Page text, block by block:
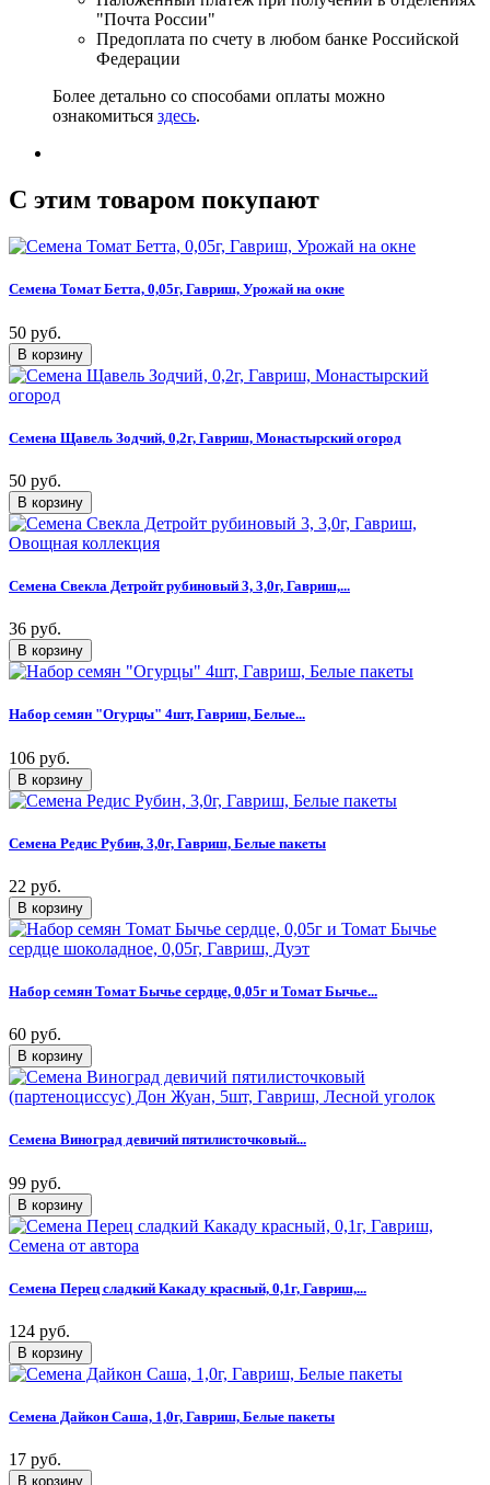
"Почта России"
Предоплата по счету в любом банке Российской
Федерации
Более детально со способами оплаты можно
ознакомиться здесь.
C этим товаром покупают
Семена Томат Бетта, 0,05г, Гавриш, Урожай на окне
50 руб.
Семена Щавель Зодчий, 0,2г, Гавриш, Монастырский огород
50 руб.
Семена Свекла Детройт рубиновый 3, 3,0г, Гавриш,...
36 руб.
Набор семян "Огурцы" 4шт, Гавриш, Белые...
106 руб.
Семена Редис Рубин, 3,0г, Гавриш, Белые пакеты
22 руб.
Набор семян Томат Бычье сердце, 0,05г и Томат Бычье...
60 руб.
Семена Виноград девичий пятилисточковый...
99 руб.
Семена Перец сладкий Какаду красный, 0,1г, Гавриш,...
124 руб.
Семена Дайкон Саша, 1,0г, Гавриш, Белые пакеты
17 руб.